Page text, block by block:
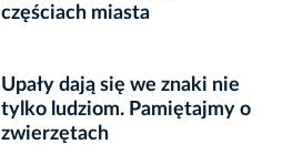
częściach miasta
Upały dają się we znaki nie
tylko ludziom. Pamiętajmy o
zwierzętach